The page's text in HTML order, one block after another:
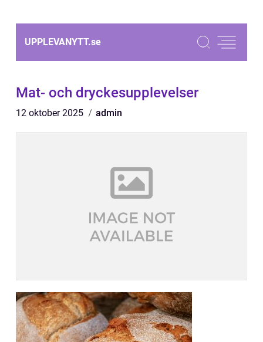
UPPLEVANYTT.se
Mat- och dryckesupplevelser
12 oktober 2025 admin